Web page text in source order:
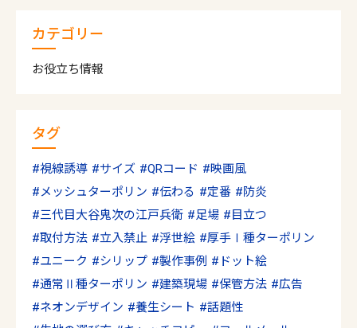
カテゴリー
お役立ち情報
タグ
視線誘導 サイズ QRコード
映画風
メッシュターポリン
伝わる 定番
防炎
三代目大谷鬼次の江戸兵衛
足場
目立つ
取付方法
立入禁止 浮世絵
厚手Ⅰ種ターポリン
ユニーク
シリップ 製作事例
ドット絵
通常Ⅱ種ターポリン
建築現場 保管方法
広告
ネオンデザイン
養生シート
話題性